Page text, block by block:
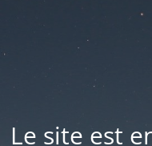
Le site est